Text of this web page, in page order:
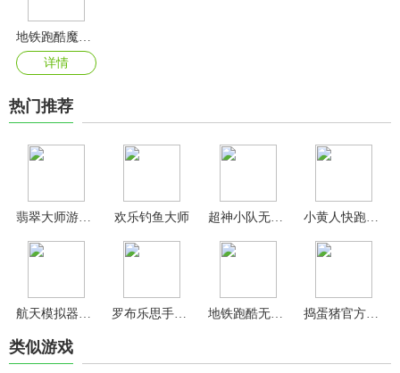
详情
热门推荐
翡翠大师游戏手机版 欢乐钓鱼大师 超神小队无限骨头无限符文
航天模拟器中文版 罗布乐思手机版 地铁跑酷无限金币版 捣蛋猪官方正版
类似游戏